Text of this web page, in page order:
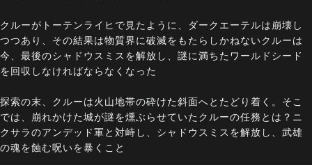
クルーがトーテンライヒで見たように、ダークエーテルは崩壊し
つつあり、その結果は物質界に破滅をもたらしかねないクルーは
今、最後のシャドウスミスを解放し、謎に満ちたワールドシード
を回収しなければならなくなった
探索の末、クルーは火山地帯の砕けた斜面へとたどり着く。そこ
では、崩れかけた城が謎を燻ぶらせていたクルーの任務とは？ニ
クサラのアンデッド軍と対峙し、シャドウスミスを解放し、武雄
の魂を蝕む呪いを暴くこと